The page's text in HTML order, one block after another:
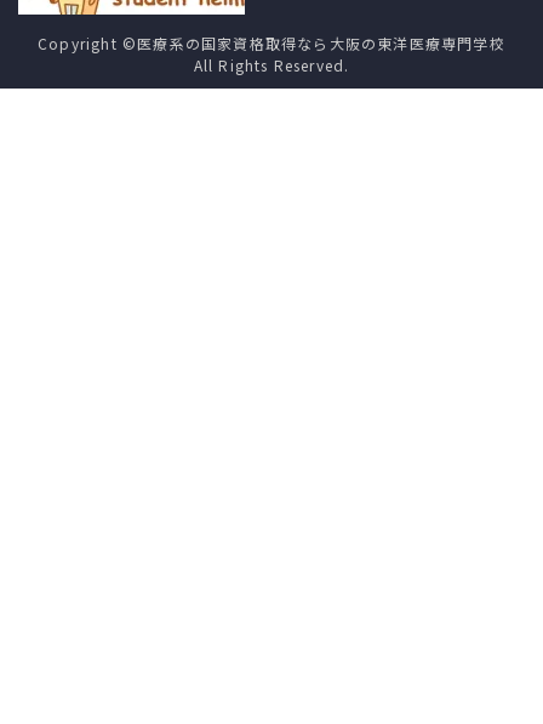
Copyright ©医療系の国家資格取得なら大阪の東洋医療専門学校
All Rights Reserved.